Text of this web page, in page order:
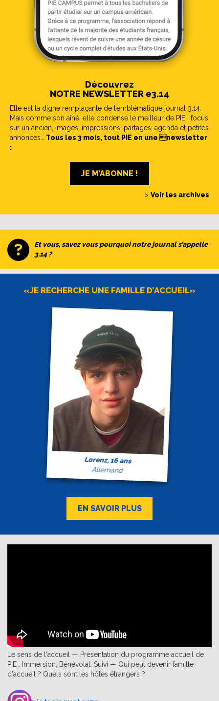
Découvrez
NOTRE NEWSLETTER e3.14
Elle est la digne remplaçante de l’emblématique journal 3.14.
Mais comme son aîné, elle condense le meilleur de PIE : focus
sur un ancien, images, impressions, partages, agenda et petites
annonces… Tous les 3 mois, tout PIE en une newsletter
:
JE M’ABONNE !
> Voir les archives
Et vous, savez vous pourquoi notre journal s’appelle
3.14 ?
«JE RECHERCHE UNE FAMILLE D’ACCUEIL»
Lorenz, 16 ans
Allemand
EN SAVOIR PLUS
Le sens de l'accueil — Présentation du programme accueil de
PIE : Immersion, Bénévolat, Suivi — Qui peut devenir famille
d'accueil ? Quels sont les hôtes étrangers ?